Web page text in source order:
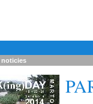
noticies